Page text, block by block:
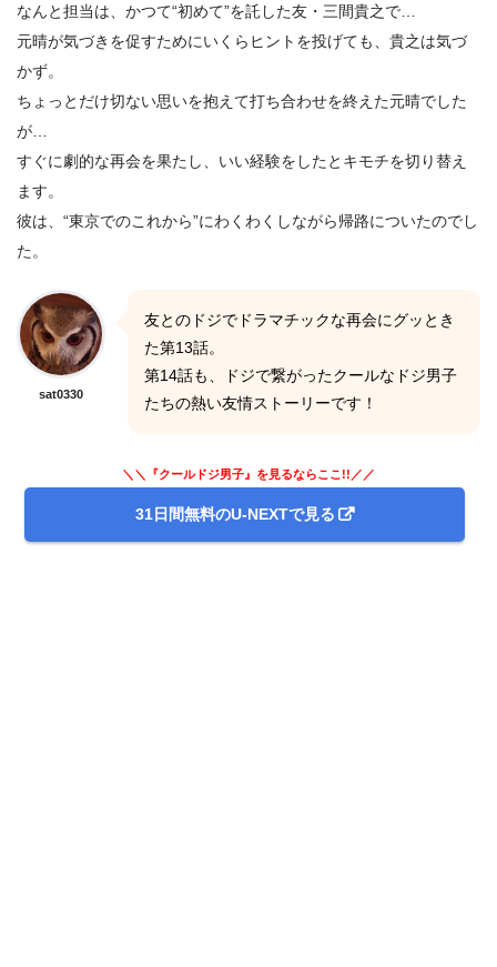
なんと担当は、かつて“初めて”を託した友・三間貴之で…
元晴が気づきを促すためにいくらヒントを投げても、貴之は気づ
かず。
ちょっとだけ切ない思いを抱えて打ち合わせを終えた元晴でした
が…
すぐに劇的な再会を果たし、いい経験をしたとキモチを切り替え
ます。
彼は、“東京でのこれから”にわくわくしながら帰路についたのでし
た。
sat0330
友とのドジでドラマチックな再会にグッとき
た第13話。
第14話も、ドジで繋がったクールなドジ男子
たちの熱い友情ストーリーです！
＼＼『クールドジ男子』を見るならここ!!／／
31日間無料のU-NEXTで見る